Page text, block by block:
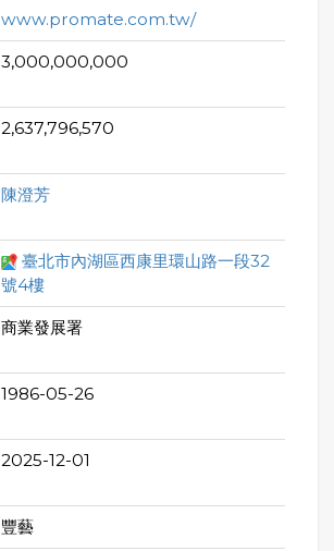
www.promate.com.tw/
3,000,000,000
2,637,796,570
陳澄芳
臺北市內湖區西康里環山路一段32
號4樓
商業發展署
1986-05-26
2025-12-01
豐藝